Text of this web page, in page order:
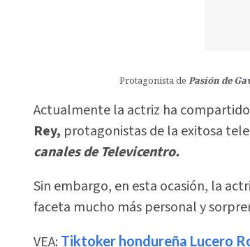
Protagonista dePasión de
Actualmente la actriz ha
Rey, protagonistas de la exitosa
canales de Televicentro.
Sin embargo, en esta ocasión, la
faceta mucho más personal y
VEA: Tiktoker hondureña Lucero